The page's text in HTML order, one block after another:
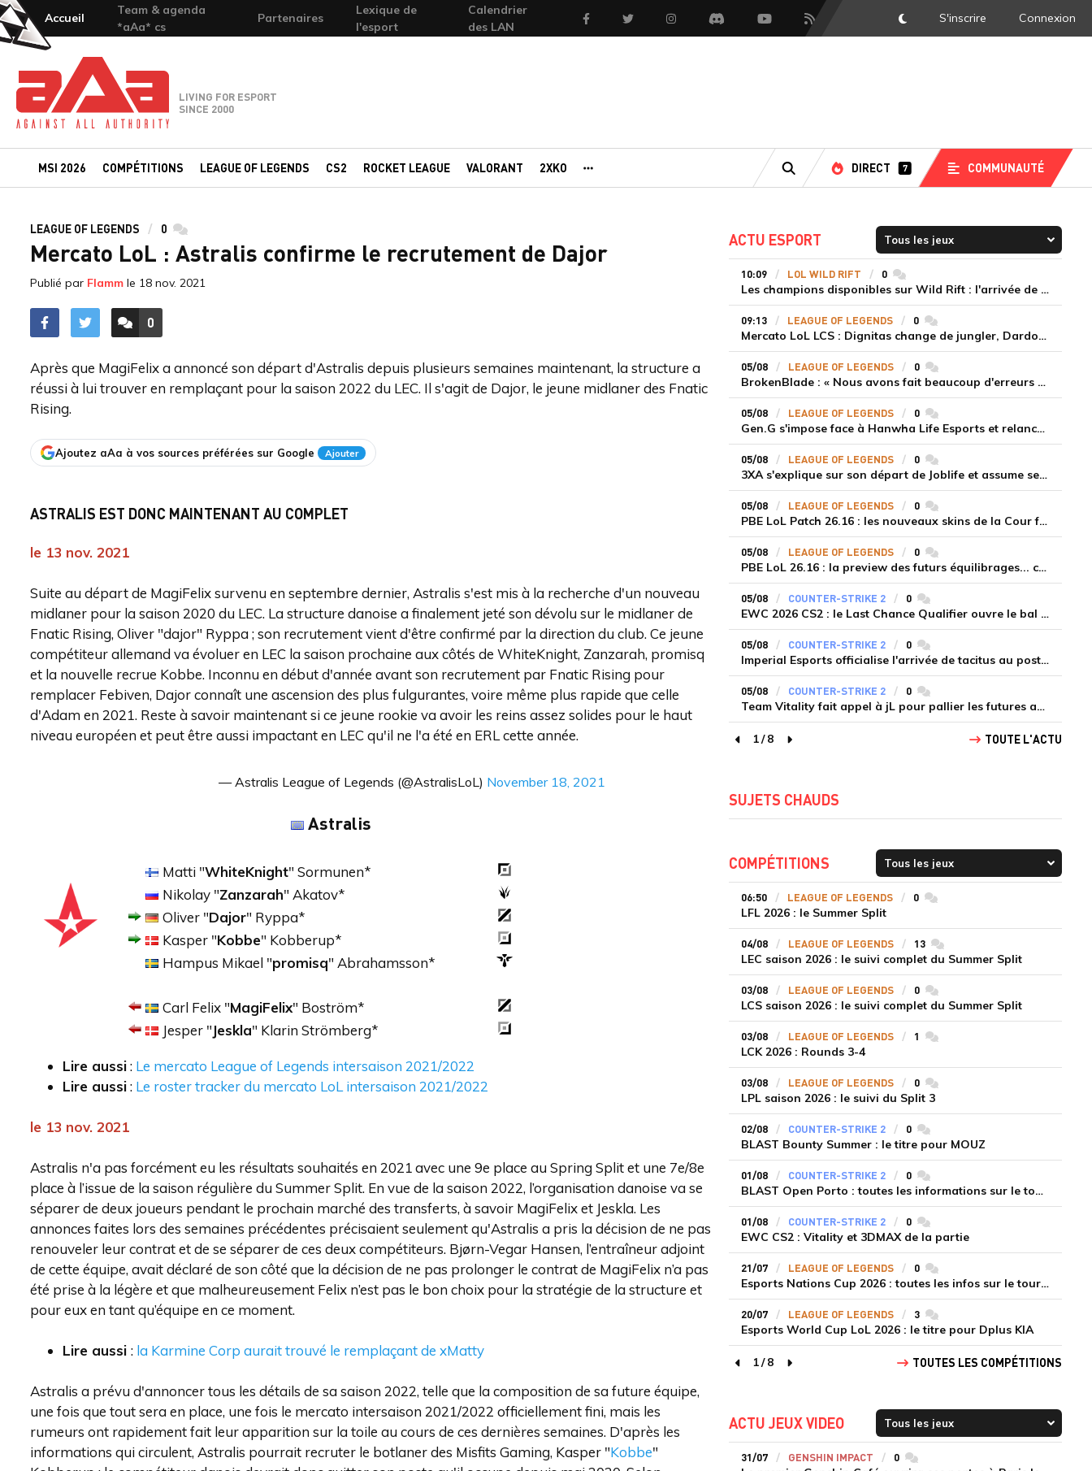
Accueil
Team & agenda
*aAa* cs
Partenaires
Lexique de
l'esport
Calendrier
des LAN
FacebookTwitter InstagramDiscord YoutubeFlux RSS DarkMode
S'inscrire Connexion
Team-aAa - against All authority
LIVING FOR ESPORT
SINCE 2000
MSI 2026 COMPÉTITIONS LEAGUE OF LEGENDS CS2 ROCKET LEAGUE VALORANT 2XKO
RECHERCHE
DIRECT 7 COMMUNAUTÉ
LEAGUE OF LEGENDS 0 commentaires
Mercato LoL : Astralis confirme le recrutement de Dajor
Publié par Flamm le 18 nov. 2021
ACCÉDER AUX
0
COMMENTAIRES
Après que MagiFelix a annoncé son départ d'Astralis depuis plusieurs semaines maintenant, la structure a
réussi à lui trouver en remplaçant pour la saison 2022 du LEC. Il s'agit de Dajor, le jeune midlaner des Fnatic
Rising.
Ajoutez aAa à vos sources préférées sur Google Ajouter
ASTRALIS EST DONC MAINTENANT AU COMPLET
le 13 nov. 2021
Suite au départ de MagiFelix survenu en septembre dernier, Astralis s'est mis à la recherche d'un nouveau
midlaner pour la saison 2020 du LEC. La structure danoise a finalement jeté son dévolu sur le midlaner de
Fnatic Rising, Oliver "dajor" Ryppa ; son recrutement vient d'être confirmé par la direction du club. Ce jeune
compétiteur allemand va évoluer en LEC la saison prochaine aux côtés de WhiteKnight, Zanzarah, promisq
et la nouvelle recrue Kobbe. Inconnu en début d'année avant son recrutement par Fnatic Rising pour
remplacer Febiven, Dajor connaît une ascension des plus fulgurantes, voire même plus rapide que celle
d'Adam en 2021. Reste à savoir maintenant si ce jeune rookie va avoir les reins assez solides pour le haut
niveau européen et peut être aussi impactant en LEC qu'il ne l'a été en ERL cette année.
— Astralis League of Legends (@AstralisLoL) November 18, 2021
Astralis
Matti "WhiteKnight" Sormunen*
Nikolay "Zanzarah" Akatov*
Oliver "Dajor" Ryppa*
Kasper "Kobbe" Kobberup*
Hampus Mikael "promisq" Abrahamsson*
Carl Felix "MagiFelix" Boström*
Jesper "Jeskla" Klarin Strömberg*
Lire aussi: Le mercato League of Legends intersaison 2021/2022
Lire aussi: Le roster tracker du mercato LoL intersaison 2021/2022
le 13 nov. 2021
Astralis n'a pas forcément eu les résultats souhaités en 2021 avec une 9e place au Spring Split et une 7e/8e
place à l’issue de la saison régulière du Summer Split. En vue de la saison 2022, l’organisation danoise va se
séparer de deux joueurs pendant le prochain marché des transferts, à savoir MagiFelix et Jeskla. Les
annonces faites lors des semaines précédentes précisaient seulement qu'Astralis a pris la décision de ne pas
renouveler leur contrat et de se séparer de ces deux compétiteurs. Bjørn-Vegar Hansen, l’entraîneur adjoint
de cette équipe, avait déclaré de son côté que la décision de ne pas prolonger le contrat de MagiFelix n’a pas
été prise à la légère et que malheureusement Felix n’est pas le bon choix pour la stratégie de la structure et
pour eux en tant qu’équipe en ce moment.
Lire aussi : la Karmine Corp aurait trouvé le remplaçant de xMatty
Astralis a prévu d'annoncer tous les détails de sa saison 2022, telle que la composition de sa future équipe,
une fois que tout sera en place, une fois le mercato intersaison 2021/2022 officiellement fini, mais les
rumeurs ont rapidement fait leur apparition sur la toile au cours de ces dernières semaines. D'après les
informations qui circulent, Astralis pourrait recruter le botlaner des Misfits Gaming, Kasper "Kobbe"
ACTU ESPORT
10:09 LOL WILD RIFT 0commentaires
Les champions disponibles sur Wild Rift : l'arrivée de Cho'Gath
09:13 LEAGUE OF LEGENDS 0commentaires
Mercato LoL LCS : Dignitas change de jungler, Dardoch fait son retour en LCS, eXyu annonce sa retraite
05/08 LEAGUE OF LEGENDS 0commentaires
BrokenBlade : « Nous avons fait beaucoup d'erreurs bêtes, mais une victoire reste une victoire et c'est une chose dont on peut se réjouir »
05/08 LEAGUE OF LEGENDS 0commentaires
Gen.G s'impose face à Hanwha Life Esports et relance sa dynamique en LCK
05/08 LEAGUE OF LEGENDS 0commentaires
3XA s'explique sur son départ de Joblife et assume ses torts
05/08 LEAGUE OF LEGENDS 0commentaires
PBE LoL Patch 26.16 : les nouveaux skins de la Cour féérique
05/08 LEAGUE OF LEGENDS 0commentaires
PBE LoL 26.16 : la preview des futurs équilibrages... coup d'arrêt pour les supports roamers
05/08 COUNTER-STRIKE 2 0commentaires
EWC 2026 CS2 : le Last Chance Qualifier ouvre le bal à Paris du 7 au 9 août
05/08 COUNTER-STRIKE 2 0commentaires
Imperial Esports officialise l'arrivée de tacitus au poste d'entraîneur
05/08 COUNTER-STRIKE 2 0commentaires
Team Vitality fait appel à jL pour pallier les futures absences d'apEX et mezii
page précédente
1/8
page suivante
TOUTE L'ACTU
SUJETS CHAUDS
COMPÉTITIONS
06:50 LEAGUE OF LEGENDS 0commentaires
LFL 2026 : le Summer Split
04/08 LEAGUE OF LEGENDS 13commentaires
LEC saison 2026 : le suivi complet du Summer Split
03/08 LEAGUE OF LEGENDS 0commentaires
LCS saison 2026 : le suivi complet du Summer Split
03/08 LEAGUE OF LEGENDS 1 commentaires
LCK 2026 : Rounds 3-4
03/08 LEAGUE OF LEGENDS 0commentaires
LPL saison 2026 : le suivi du Split 3
02/08 COUNTER-STRIKE 2 0commentaires
BLAST Bounty Summer : le titre pour MOUZ
01/08 COUNTER-STRIKE 2 0commentaires
BLAST Open Porto : toutes les informations sur le tournoi
01/08 COUNTER-STRIKE 2 0commentaires
EWC CS2 : Vitality et 3DMAX de la partie
21/07 LEAGUE OF LEGENDS 0commentaires
Esports Nations Cup 2026 : toutes les infos sur le tournoi
20/07 LEAGUE OF LEGENDS 3commentaires
Esports World Cup LoL 2026 : le titre pour Dplus KIA
page précédente
1/8
page suivante
TOUTES LES COMPÉTITIONS
ACTU JEUX VIDEO
31/07 GENSHIN IMPACT 0commentaires